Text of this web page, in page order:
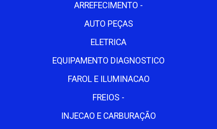
ARREFECIMENTO -
AUTO PEÇAS
ELETRICA
EQUIPAMENTO DIAGNOSTICO
FAROL E ILUMINACAO
FREIOS -
INJECAO E CARBURAÇÃO